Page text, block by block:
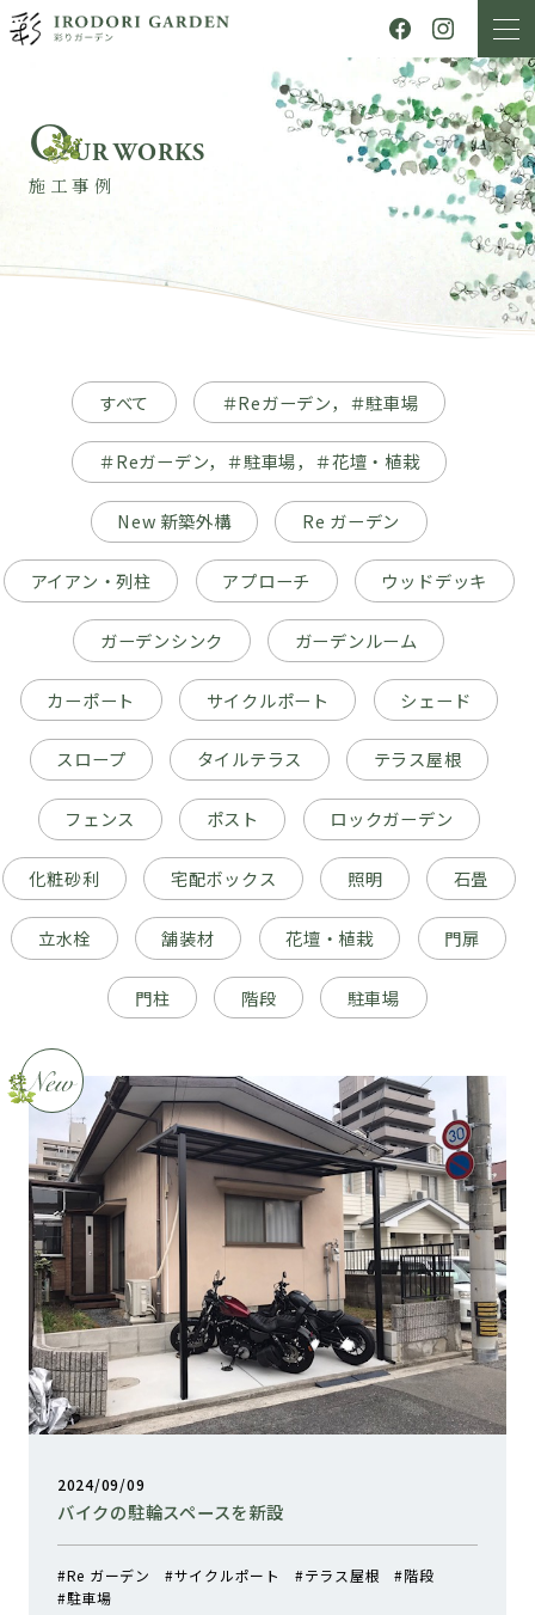
OUR WORKS
施工事例
すべて ＃Reガーデン，＃駐車場
＃Reガーデン，＃駐車場，＃花壇・植栽
New 新築外構 Re ガーデン
アイアン・列柱 アプローチ ウッドデッキ
ガーデンシンク ガーデンルーム
カーポート サイクルポート シェード
スロープ タイルテラス テラス屋根
フェンス ポスト ロックガーデン
化粧砂利 宅配ボックス 照明 石畳
立水栓 舗装材 花壇・植栽 門扉
門柱 階段 駐車場
2024/09/09
バイクの駐輪スペースを新設
Re ガーデン サイクルポート テラス屋根
階段
駐車場